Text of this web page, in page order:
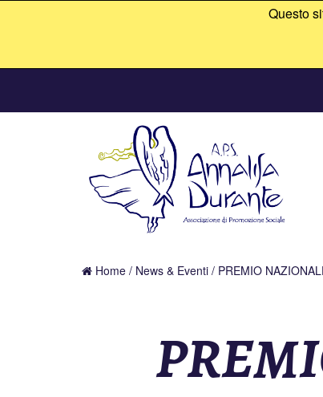
Questo
Home / News & Eventi / PREMIO